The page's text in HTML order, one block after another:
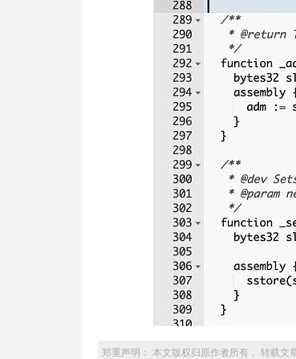
郑重声明： 本文版权归原作者所有， 转载